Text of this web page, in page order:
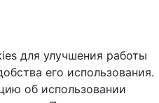
для улучшения работы
его использования.
об использовании